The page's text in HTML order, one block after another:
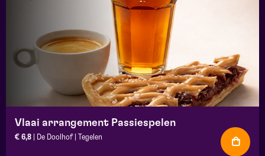
Vlaai arrangement Passiespelen
€ 6,8 | De Doolhof | Tegelen